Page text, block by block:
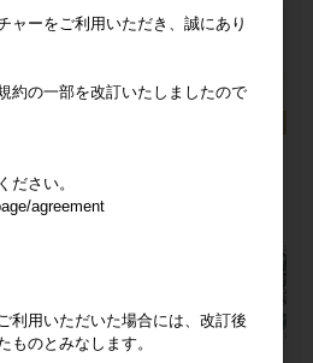
ド
【幅80cm】Sharon キャスター付きコ
ャーをご利用いただき、誠にあり
約の一部を改訂いたしましたので
ださい。
agreement
利用いただいた場合には、改訂後
ものとみなします。